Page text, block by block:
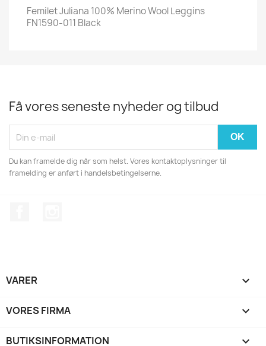
Femilet Juliana 100% Merino Wool Leggins
FN1590-011 Black
Få vores seneste nyheder og tilbud
Du kan framelde dig når som helst. Vores kontaktoplysninger til
framelding er anført i handelsbetingelserne.
VARER 
VORES FIRMA 
BUTIKSINFORMATION keyboard_arrow_down